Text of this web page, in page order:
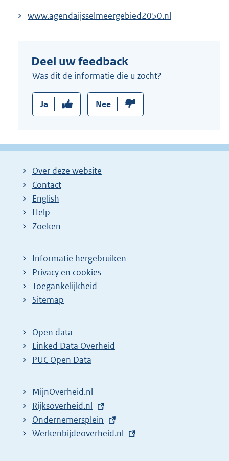
www.agendaijsselmeergebied2050.nl
Deel uw feedback
Was dit de informatie die u zocht?
Ja Nee
Over deze website
Contact
English
Help
Zoeken
Informatie hergebruiken
Privacy en cookies
Toegankelijkheid
Sitemap
Open data
Linked Data Overheid
PUC Open Data
MijnOverheid.nl
E
x
t
Rijksoverheid.nl
E
x
Ondernemersplein
E
Werkenbijdeoverheid.nl